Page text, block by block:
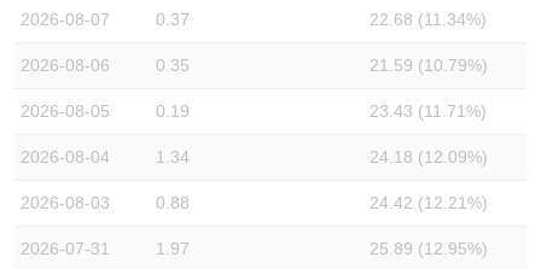
2026-08-07 0.37 22.68 (11.34%)
2026-08-06 0.35 21.59 (10.79%)
2026-08-05 0.19 23.43 (11.71%)
2026-08-04 1.34 24.18 (12.09%)
2026-08-03 0.88 24.42 (12.21%)
2026-07-31 1.97 25.89 (12.95%)